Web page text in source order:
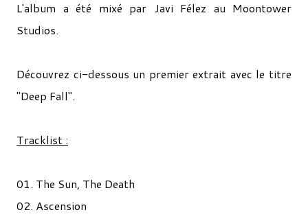
L'album a été mixé par Javi Félez au Moontower
Studios.
Découvrez ci-dessous un premier extrait avec le titre
"Deep Fall".
Tracklist :
01. The Sun, The Death
02. Ascension